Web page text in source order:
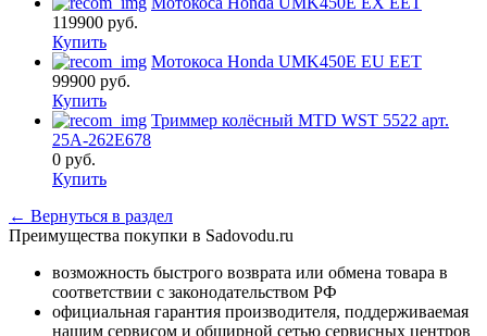
119900 руб.
Купить
Мотокоса Honda UMK450E EU EET
99900 руб.
Купить
Триммер колёсный MTD WST 5522 арт.
25A-262E678
0 руб.
Купить
← Вернуться в раздел
Преимущества покупки в Sadovodu.ru
возможность быстрого возврата или обмена товара в
соответствии с законодательством РФ
официальная гарантия производителя, поддерживаемая
нашим сервисом и обширной сетью сервисных центров